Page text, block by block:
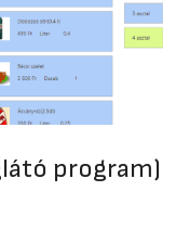
program)